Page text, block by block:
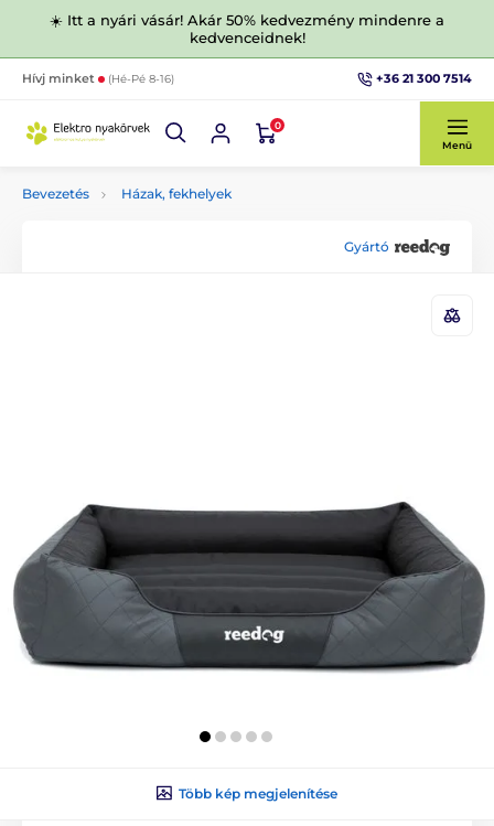
☀️ Itt a nyári vásár! Akár 50% kedvezmény mindenre a
kedvenceidnek!
Hívj minket (Hé-Pé 8-16) +36 21 300 7514
0
Menü
Bevezetés Házak, fekhelyek
Gyártó
Több kép megjelenítése